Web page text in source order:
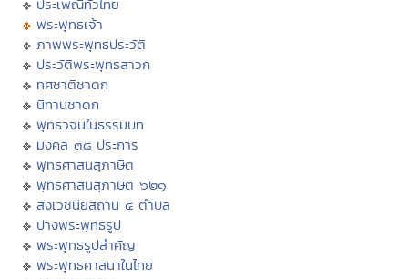
พระพุทธเจ้า
ภาพพระพุทธประวัติ
ประวัติพระพุทธสาวก
ทศชาติชาดก
นิทานชาดก
พุทธวจนในธรรมบท
มงคล ๓๘ ประการ
พุทธศาสนสุภาษิต
พุทธศาสนสุภาษิต ๖๒๑
สังเวชนียสถาน ๔ ตำบล
ปางพระพุทธรูป
พระพุทธรูปสำคัญ
พระพุทธศาสนาในไทย